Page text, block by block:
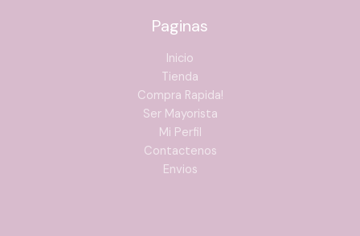
Paginas
Inicio
Tienda
Compra Rapida!
Ser Mayorista
Mi Perfil
Contactenos
Envios